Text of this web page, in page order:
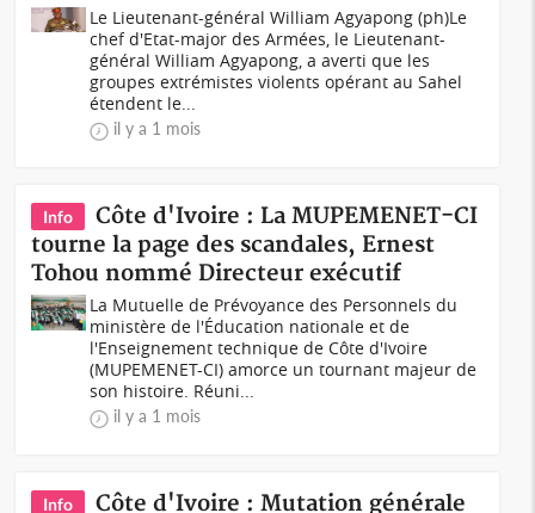
Le Lieutenant-général William Agyapong (ph)Le
chef d'Etat-major des Armées, le Lieutenant-
général William Agyapong, a averti que les
groupes extrémistes violents opérant au Sahel
étendent le...
il y a 1 mois
Info
Côte d'Ivoire : La MUPEMENET-CI
tourne la page des scandales, Ernest
Tohou nommé Directeur exécutif
La Mutuelle de Prévoyance des Personnels du
ministère de l'Éducation nationale et de
l'Enseignement technique de Côte d'Ivoire
(MUPEMENET-CI) amorce un tournant majeur de
son histoire. Réuni...
il y a 1 mois
Info Côte d'Ivoire : Mutation générale